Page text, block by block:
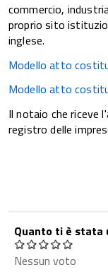
commercio,
proprio sito
inglese.
Modello atto
Modello atto
Il notaio che
registro delle
Quanto ti è stata
Nessun voto